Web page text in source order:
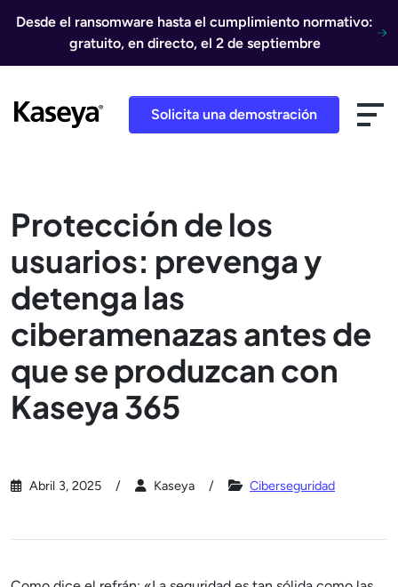
Desde el ransomware hasta el cumplimiento normativo:
gratuito, en directo, el 2 de septiembre
Solicita una demostración
Protección de los
usuarios: prevenga y
detenga las
ciberamenazas antes de
que se produzcan con
Kaseya 365
Abril 3, 2025 Kaseya Ciberseguridad